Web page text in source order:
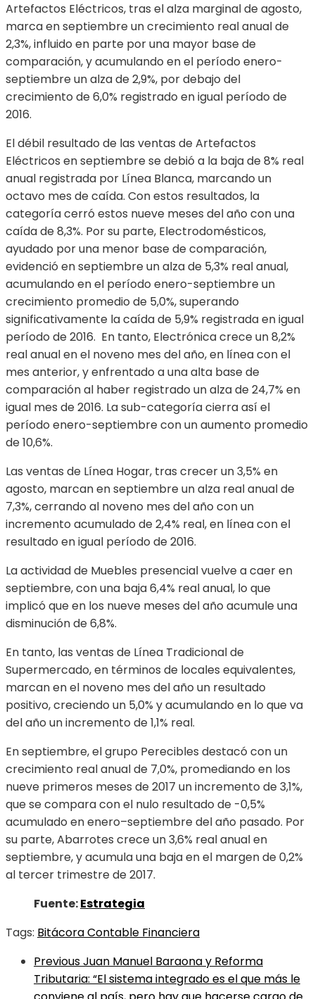
Artefactos Eléctricos, tras el alza marginal de agosto,
marca en septiembre un crecimiento real anual de
2,3%, influido en parte por una mayor base de
comparación, y acumulando en el período enero-
septiembre un alza de 2,9%, por debajo del
crecimiento de 6,0% registrado en igual período de
2016.
El débil resultado de las ventas de Artefactos
Eléctricos en septiembre se debió a la baja de 8% real
anual registrada por Línea Blanca, marcando un
octavo mes de caída. Con estos resultados, la
categoría cerró estos nueve meses del año con una
caída de 8,3%. Por su parte, Electrodomésticos,
ayudado por una menor base de comparación,
evidenció en septiembre un alza de 5,3% real anual,
acumulando en el período enero-septiembre un
crecimiento promedio de 5,0%, superando
significativamente la caída de 5,9% registrada en igual
período de 2016. En tanto, Electrónica crece un 8,2%
real anual en el noveno mes del año, en línea con el
mes anterior, y enfrentado a una alta base de
comparación al haber registrado un alza de 24,7% en
igual mes de 2016. La sub-categoría cierra así el
período enero-septiembre con un aumento promedio
de 10,6%.
Las ventas de Línea Hogar, tras crecer un 3,5% en
agosto, marcan en septiembre un alza real anual de
7,3%, cerrando al noveno mes del año con un
incremento acumulado de 2,4% real, en línea con el
resultado en igual período de 2016.
La actividad de Muebles presencial vuelve a caer en
septiembre, con una baja 6,4% real anual, lo que
implicó que en los nueve meses del año acumule una
disminución de 6,8%.
En tanto, las ventas de Línea Tradicional de
Supermercado, en términos de locales equivalentes,
marcan en el noveno mes del año un resultado
positivo, creciendo un 5,0% y acumulando en lo que va
del año un incremento de 1,1% real.
En septiembre, el grupo Perecibles destacó con un
crecimiento real anual de 7,0%, promediando en los
nueve primeros meses de 2017 un incremento de 3,1%,
que se compara con el nulo resultado de -0,5%
acumulado en enero–septiembre del año pasado. Por
su parte, Abarrotes crece un 3,6% real anual en
septiembre, y acumula una baja en el margen de 0,2%
al tercer trimestre de 2017.
Fuente:Estrategia
Tags: Bitácora Contable Financiera
PreviousJuan Manuel Baraona y Reforma
Tributaria: “El sistema integrado es el que más le